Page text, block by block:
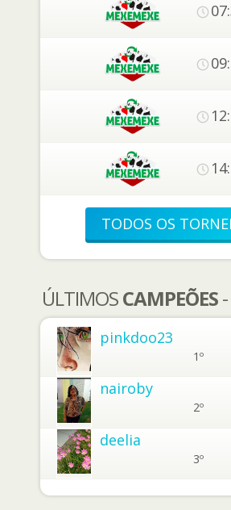
TODOS OS
ÚLTIMOSCAMPEÕES-
pinkdoo23
1º
nairoby
2º
deelia
3º